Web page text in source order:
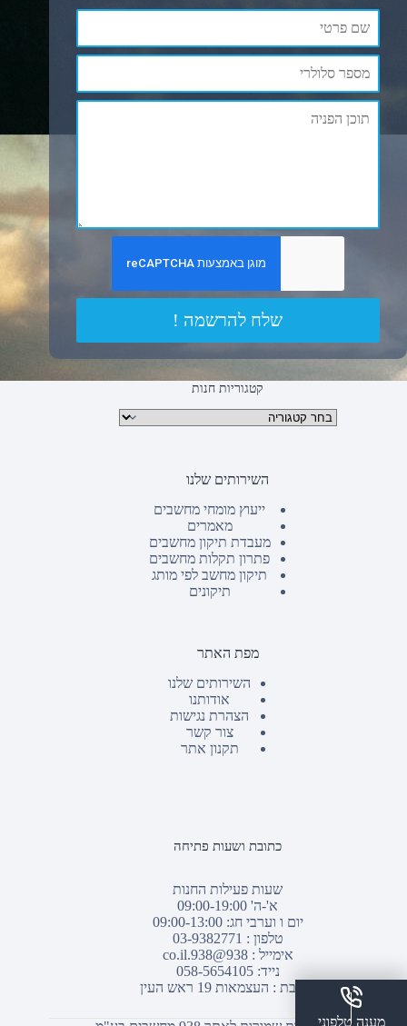
שלח להרשמה !
קטגוריות חנות
קטגוריות מוצרים
השירותים שלנו
ייעוץ מומחי מחשבים
מאמרים
מעבדת תיקון מחשבים
פתרון תקלות מחשבים
תיקון מחשב לפי מותג
תיקונים
מפת האתר
השירותים שלנו
אודותנו
הצהרת נגישות
צור קשר
תקנון אתר
כתובת ושעות פתיחה
שעות פעילות החנות
א'-ה' 09:00-19:00
יום ו וערבי חג: 09:00-13:00
טלפון : 03-9382771
אימייל :938@938.co.il
נייד: 058-5654105
כתובת : העצמאות 19 ראש העין
מענה טלפוני